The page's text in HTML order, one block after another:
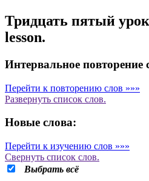
Тридцать пятый
lesson.
Интервальное повторение
Перейти к повторению слов »»»
Развернуть список слов.
Новые слова:
Перейти к изучению слов »»»
Свернуть список слов.
Выбрать всё